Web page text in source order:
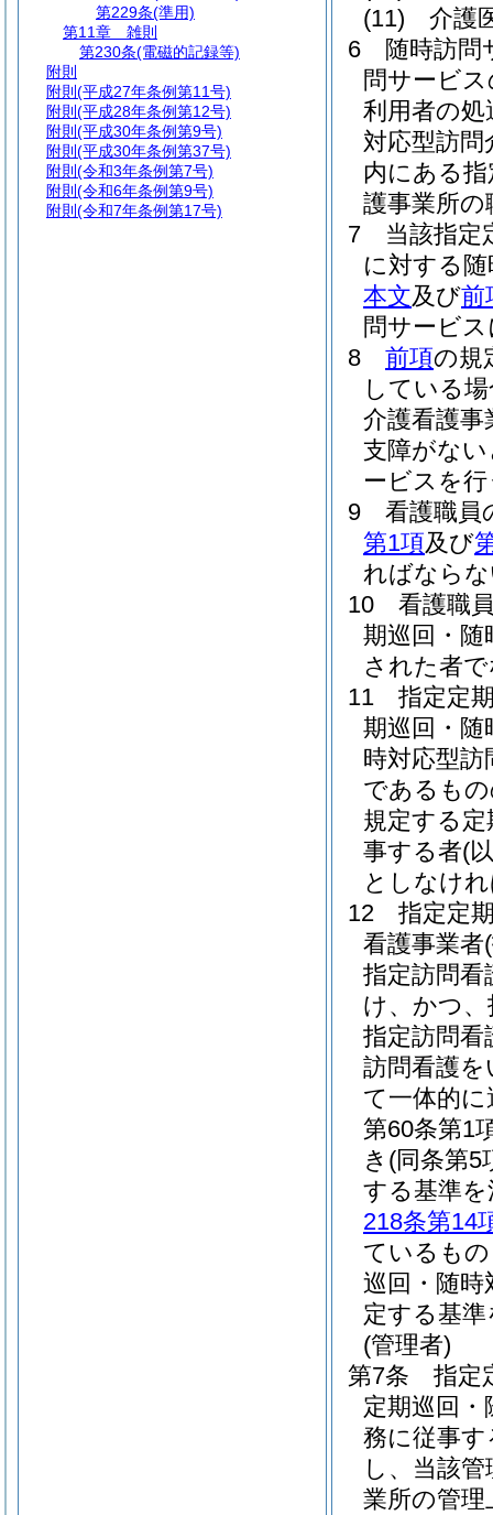
(11)
介護
6
随時訪問
問サービ
利用者の処
対応型訪
内にある
護事業所
7
当該指定
に対する
本文及び前
問サービ
8
前項の規
している
介護看護
支障がな
ービスを
9
看護職員
第1項及び
ればなら
10
看護職
期巡回・随
された者
11
指定定
期巡回・随
時対応型
であるも
規定する
事する者(
としなけ
12
指定定
看護事業者
指定訪問看
け、かつ
指定訪問看
訪問看護
て一体的
第60条第1
き (同条第5
する基準
218条第14
ているも
巡回・随時
定する基
(管理者)
第7条
指定
定期巡回
務に従事
し、当該
業所の管理
第229条(準用)
第11章
雑則
第230条(電磁的記録等)
附則
附則 (平成27年条例第11号)
附則 (平成28年条例第12号)
附則 (平成30年条例第9号)
附則 (平成30年条例第37号)
附則 (令和3年条例第7号)
附則 (令和6年条例第9号)
附則 (令和7年条例第17号)